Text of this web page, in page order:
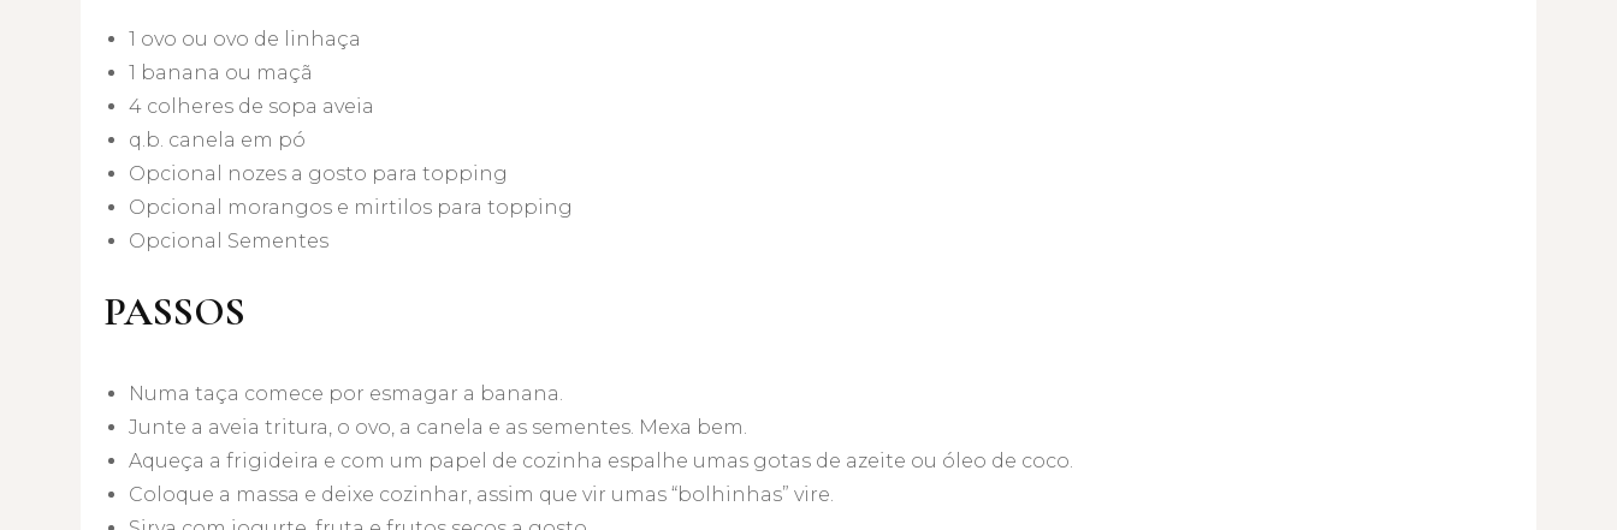
1 ovo ou ovo de linhaça
1 banana ou maçã
4 colheres de sopa aveia
q.b. canela em pó
Opcional nozes a gosto para topping
Opcional morangos e mirtilos para topping
Opcional Sementes
PASSOS
Numa taça comece por esmagar a banana.
Junte a aveia tritura, o ovo, a canela e as sementes. Mexa bem.
Aqueça a frigideira e com um papel de cozinha espalhe umas gotas de azeite ou óleo de coco.
Coloque a massa e deixe cozinhar, assim que vir umas “bolhinhas” vire.